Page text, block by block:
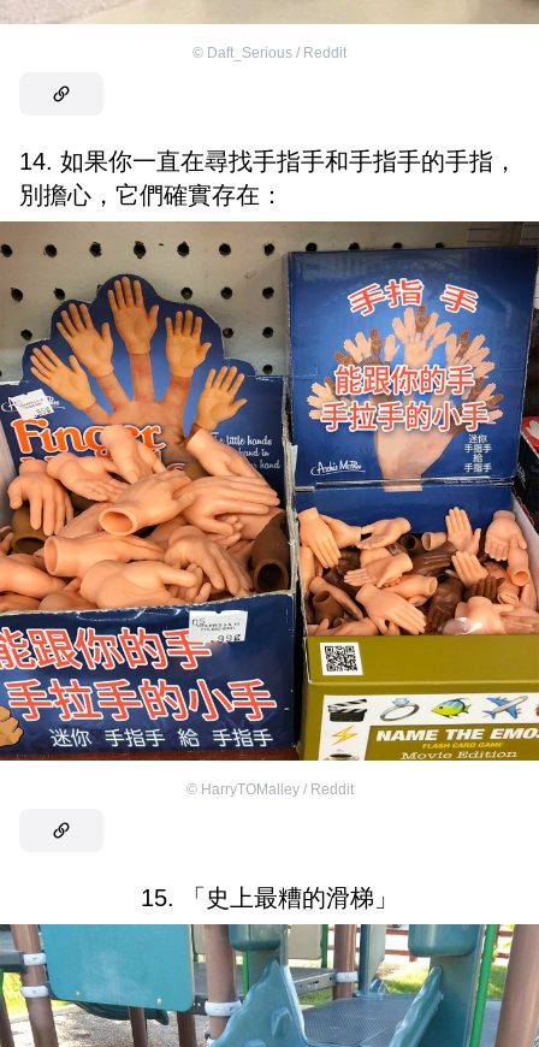
© Daft_Serious / Reddit
14. 如果你一直在尋找手指手和手指手的手指，
別擔心，它們確實存在：
© HarryTOMalley / Reddit
15. 「史上最糟的滑梯」